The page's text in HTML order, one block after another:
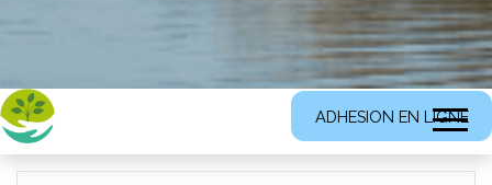
ADHESION EN LIGNE